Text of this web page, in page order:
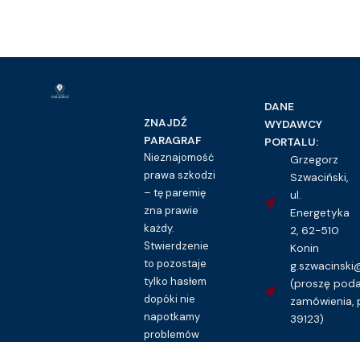
ZNAJDŹ
PARAGRAF
Nieznajomość
prawa szkodzi
– tę paremię
zna prawie
każdy.
Stwierdzenie
to pozostaje
tylko hasłem
dopóki nie
napotkamy
problemów
DANE
WYDAWCY
PORTALU:
Grzegorz
Szwaciński,
ul.
Energetyka
2, 62-510
Konin
(proszę
zamówienia,
39123)